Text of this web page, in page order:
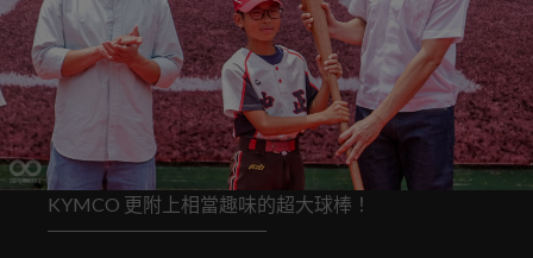
KYMCO 更附上相當趣味的超大球棒！